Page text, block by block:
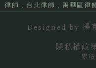
律師 台北律師 萬華區律
Designed by 揚
隱私權政
累